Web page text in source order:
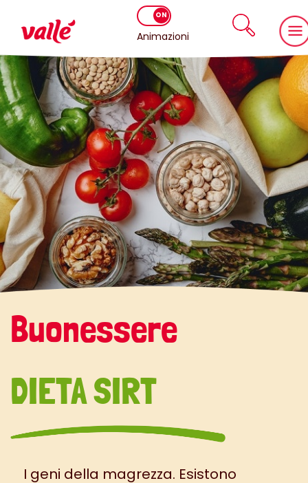
Animazioni
Buonessere
DIETA SIRT
I geni della magrezza. Esistono